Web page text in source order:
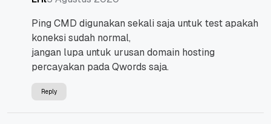
Ping CMD digunakan sekali saja untuk test apakah
koneksi sudah normal,
jangan lupa untuk urusan domain hosting
percayakan pada Qwords saja.
Reply